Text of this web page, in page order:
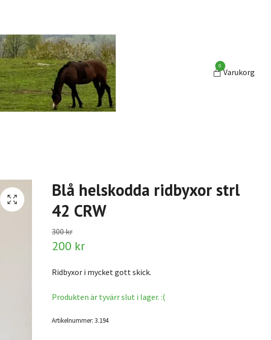
0
Varukorg
Blå helskodda ridbyxor strl
42 CRW
300 kr
200 kr
Ridbyxor i mycket gott skick.
Produkten är tyvärr slut i lager. :(
Artikelnummer: 3.194